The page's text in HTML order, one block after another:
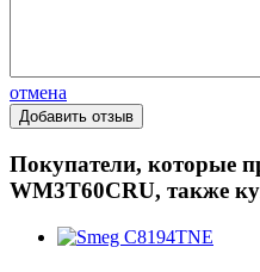
отмена
Покупатели, которые
WM3T60CRU, также